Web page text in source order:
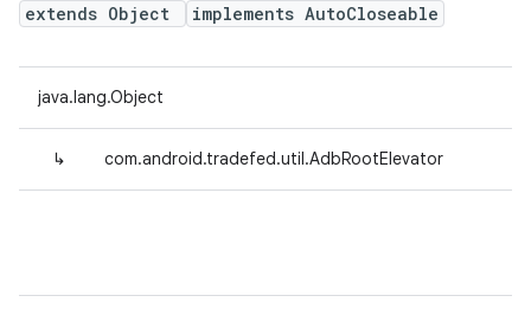
extends Object
implements AutoCloseable
java.lang.Object
↳ com.android.tradefed.util.AdbRootElevator